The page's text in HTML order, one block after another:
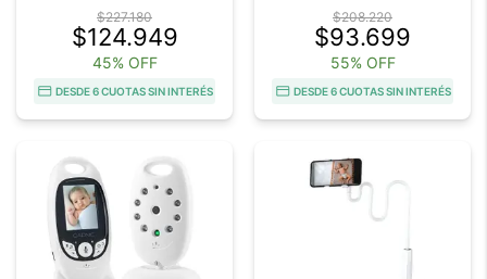
$227.180
$124.949
45% OFF
DESDE 6 CUOTAS SIN INTERÉS
$208.220
$93.699
55% OFF
DESDE 6 CUOTAS SIN INTERÉS